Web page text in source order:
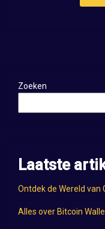
Zoeken
Laatste
Ontdek de Wereld
Alles over Bitcoin